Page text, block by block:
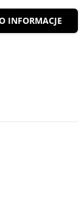
INFORMACJE